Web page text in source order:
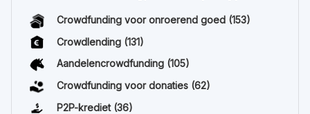
Crowdfunding voor onroerend goed (153)
Crowdlending (131)
Aandelencrowdfunding (105)
Crowdfunding voor donaties (62)
P2P-krediet (36)